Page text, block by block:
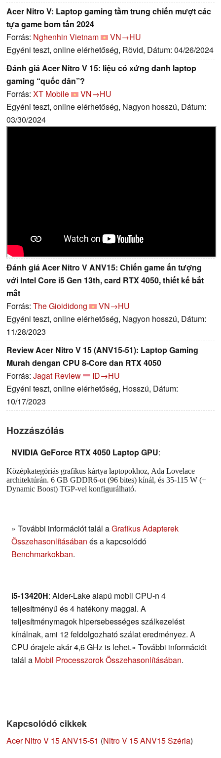
Acer Nitro V: Laptop gaming tầm trung chiến mượt các
tựa game bom tấn 2024
Forrás: Nghenhin Vietnam
VN→HU
Egyéni teszt, online elérhetőség, Rövid, Dátum: 04/26/2024
Đánh giá Acer Nitro V 15: liệu có xứng danh laptop
gaming “quốc dân”?
Forrás: XT Mobile
VN→HU
Egyéni teszt, online elérhetőség, Nagyon hosszú, Dátum:
03/30/2024
Đánh giá Acer Nitro V ANV15: Chiến game ấn tượng
với Intel Core i5 Gen 13th, card RTX 4050, thiết kế bắt
mắt
Forrás: The Gioididong
VN→HU
Egyéni teszt, online elérhetőség, Nagyon hosszú, Dátum:
11/28/2023
Review Acer Nitro V 15 (ANV15-51): Laptop Gaming
Murah dengan CPU 8-Core dan RTX 4050
Forrás: Jagat Review
ID→HU
Egyéni teszt, online elérhetőség, Hosszú, Dátum:
10/17/2023
Hozzászólás
NVIDIA GeForce RTX 4050 Laptop GPU:
Középkategóriás grafikus kártya laptopokhoz, Ada Lovelace
architektúrán. 6 GB GDDR6-ot (96 bites) kínál, és 35-115 W (+
Dynamic Boost) TGP-vel konfigurálható.
» További információt talál aGrafikus Adapterek
Összehasonlításában és a kapcsolódó
Benchmarkokban.
i5-13420H: Alder-Lake alapú mobil CPU-n 4
teljesítményű és 4 hatékony maggal. A
teljesítménymagok hipersebességes szálkezelést
kínálnak, ami 12 feldolgozható szálat eredményez. A
CPU órajele akár 4,6 GHz is lehet.» További információt
talál a Mobil Processzorok Összehasonlításában.
Kapcsolódó cikkek
Acer Nitro V 15 ANV15-51 (Nitro V 15 ANV15 Széria)